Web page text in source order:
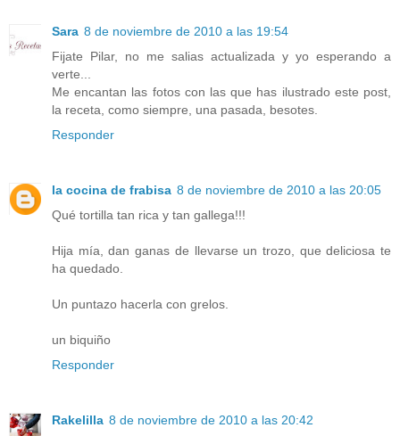
Sara 8 de noviembre de 2010 a las 19:54
Fijate Pilar, no me salias actualizada y yo esperando a
verte...
Me encantan las fotos con las que has ilustrado este post,
la receta, como siempre, una pasada, besotes.
Responder
la cocina de frabisa 8 de noviembre de 2010 a las 20:05
Qué tortilla tan rica y tan gallega!!!
Hija mía, dan ganas de llevarse un trozo, que deliciosa te
ha quedado.
Un puntazo hacerla con grelos.
un biquiño
Responder
Rakelilla 8 de noviembre de 2010 a las 20:42